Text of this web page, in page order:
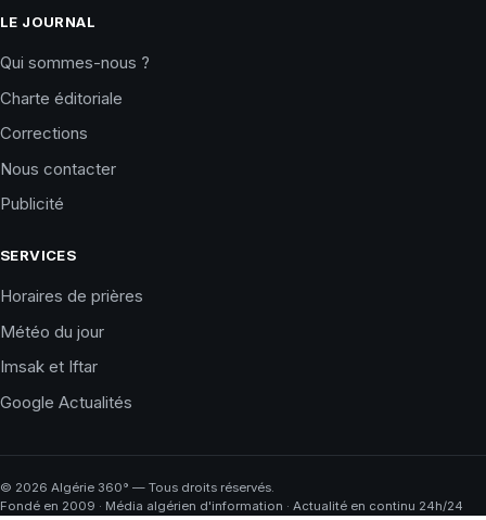
LE JOURNAL
Qui sommes-nous ?
Charte éditoriale
Corrections
Nous contacter
Publicité
SERVICES
Horaires de prières
Météo du jour
Imsak et Iftar
Google Actualités
© 2026 Algérie 360° — Tous droits réservés.
Fondé en 2009 · Média algérien d'information · Actualité en continu 24h/24